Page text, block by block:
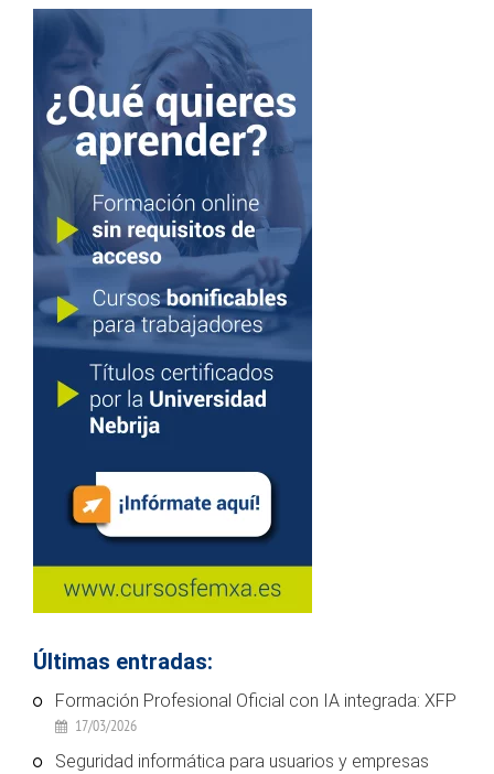
Últimas entradas:
Formación Profesional Oficial con IA integrada: XFP
17/03/2026
Seguridad informática para usuarios y empresas